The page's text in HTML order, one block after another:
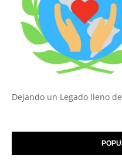
Dejando un Legado lleno